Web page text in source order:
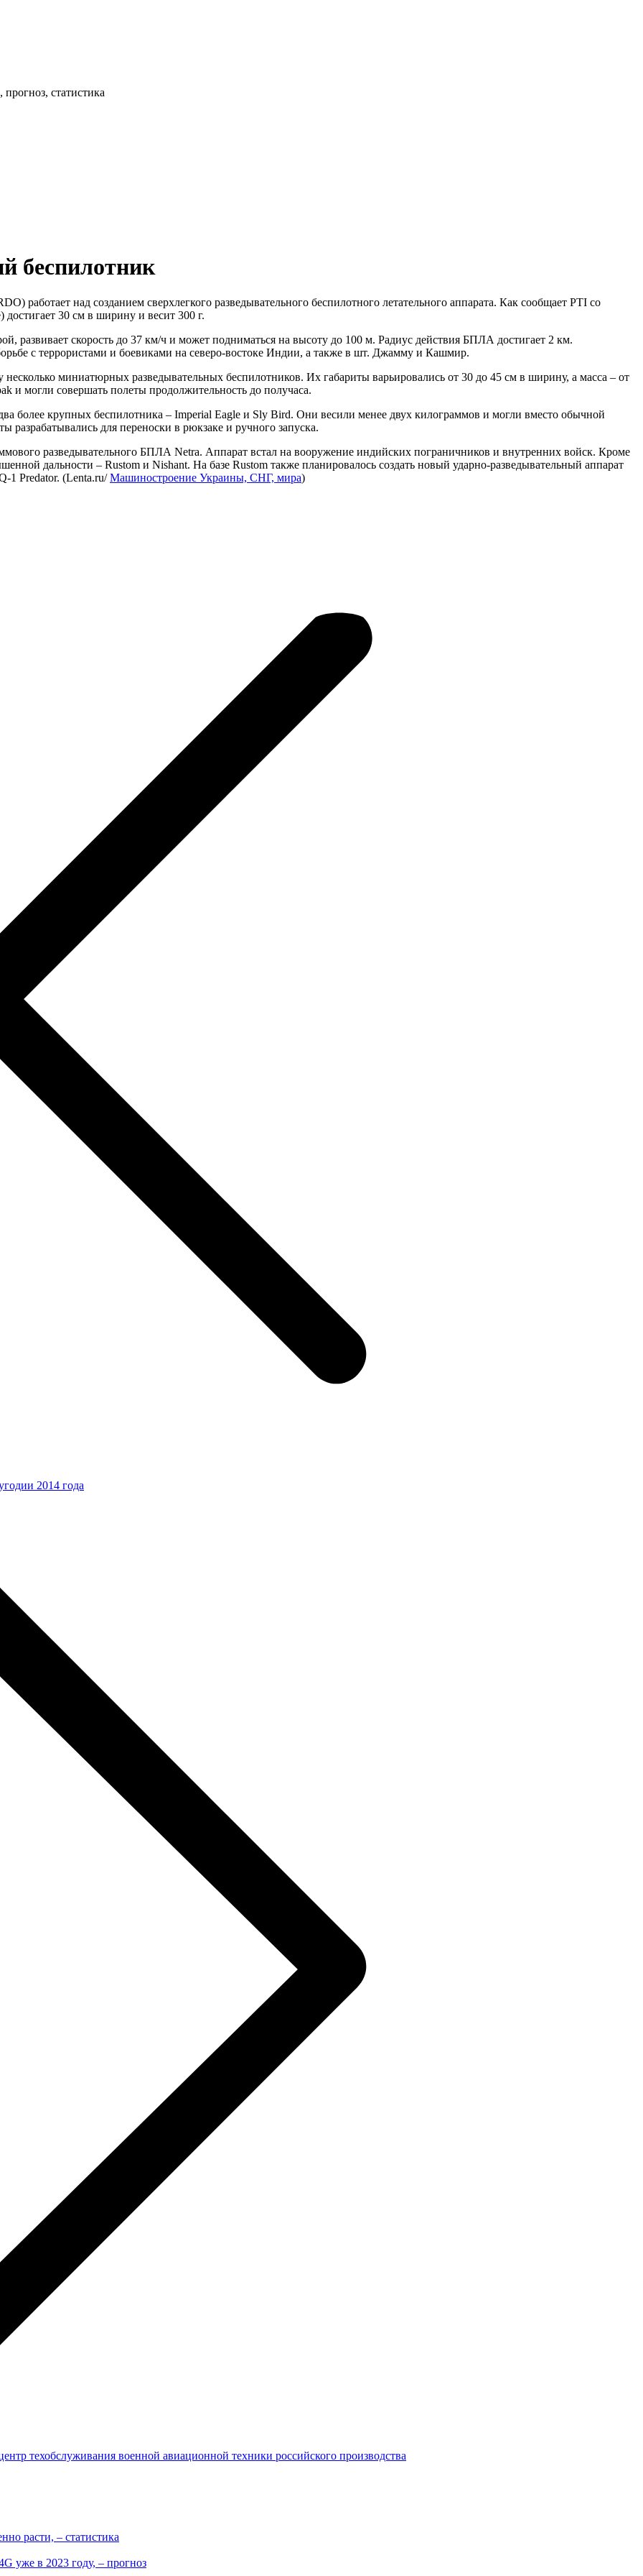
статистика
беспилотник
работает над созданием сверхлегкого разведывательного беспилотного летательного аппарата. Как сообщает PTI со
30 см в ширину и весит 300 г.
развивает скорость до 37 км/ч и может подниматься на высоту до 100 м. Радиус действия БПЛА достигает 2 км.
с террористами и боевиками на северо-востоке Индии, а также в шт. Джамму и Кашмир.
миниатюрных разведывательных беспилотников. Их габариты варьировались от 30 до 45 см в ширину, а масса – от
и могли совершать полеты продолжительность до получаса.
более крупных беспилотника – Imperial Eagle и Sly Bird. Они весили менее двух килограммов и могли вместо обычной
для переноски в рюкзаке и ручного запуска.
разведывательного БПЛА Netra. Аппарат встал на вооружение индийских пограничников и внутренних войск. Кроме
дальности – Rustom и Nishant. На базе Rustom также планировалось создать новый ударно-разведывательный аппарат
1 Predator. (Lenta.ru/Машиностроение Украины, СНГ, мира)
2014 года
техобслуживания военной авиационной техники российского производства
расти, – статистика
уже в 2023 году, – прогноз